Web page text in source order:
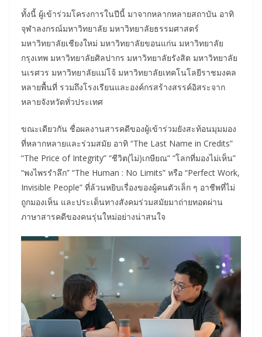
ทั้งนี้ ผู้เข้าร่วมโครงการในปีนี้ มาจากหลากหลายสถาบัน อาทิ
จุฬาลงกรณ์มหาวิทยาลัย มหาวิทยาลัยธรรมศาสตร์
มหาวิทยาลัยเชียงใหม่ มหาวิทยาลัยขอนแก่น มหาวิทยาลัย
กรุงเทพ มหาวิทยาลัยศิลปากร มหาวิทยาลัยรังสิต มหาวิทยาลัย
นเรศวร มหาวิทยาลัยแม่โจ้ มหาวิทยาลัยเทคโนโลยีราชมงคล
หลายพื้นที่ รวมถึงโรงเรียนและองค์กรสร้างสรรค์อิสระจาก
หลายจังหวัดทั่วประเทศ
ขณะเดียวกัน ชื่อผลงานสารคดีของผู้เข้าร่วมยังสะท้อนมุมมอง
ที่หลากหลายและร่วมสมัย อาทิ “The Last Name in Credits”
“The Price of Integrity” “ชีวิต(ไม่)เกษียณ” “โลกที่มองไม่เห็น”
“พงไพรรำลึก” “The Human : No Limits” หรือ “Perfect Work,
Invisible People” ที่ล้วนหยิบเรื่องของผู้คนตัวเล็ก ๆ อาชีพที่ไม่
ถูกมองเห็น และประเด็นทางสังคมร่วมสมัยมาถ่ายทอดผ่าน
ภาษาสารคดีของคนรุ่นใหม่อย่างน่าสนใจ